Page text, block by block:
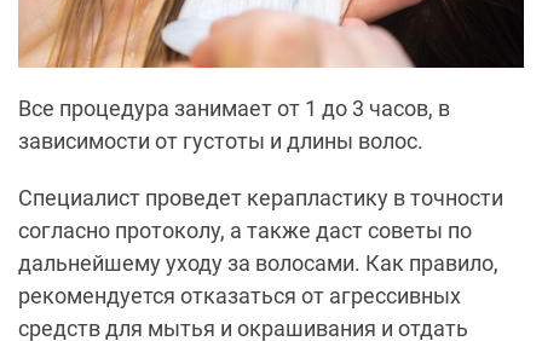
Все процедура занимает от 1 до 3 часов, в
зависимости от густоты и длины волос.
Специалист проведет керапластику в точности
согласно протоколу, а также даст советы по
дальнейшему уходу за волосами. Как правило,
рекомендуется отказаться от агрессивных
средств для мытья и окрашивания и отдать